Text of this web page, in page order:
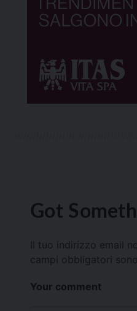
Got
Il tuo indirizzo email
campi obbligatori
Your comment